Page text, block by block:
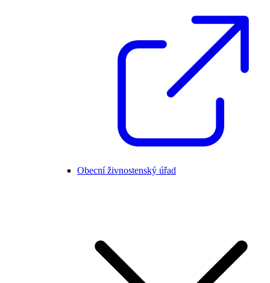
Obecní živnostenský úřad